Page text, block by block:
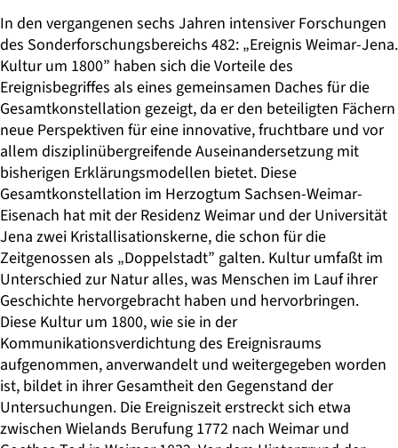
In den vergangenen sechs Jahren intensiver Forschungen
des Sonderforschungsbereichs 482: „Ereignis Weimar-Jena.
Kultur um 1800” haben sich die Vorteile des
Ereignisbegriffes als eines gemeinsamen Daches für die
Gesamtkonstellation gezeigt, da er den beteiligten Fächern
neue Perspektiven für eine innovative, fruchtbare und vor
allem disziplinübergreifende Auseinandersetzung mit
bisherigen Erklärungsmodellen bietet. Diese
Gesamtkonstellation im Herzogtum Sachsen-Weimar-
Eisenach hat mit der Residenz Weimar und der Universität
Jena zwei Kristallisationskerne, die schon für die
Zeitgenossen als „Doppelstadt” galten. Kultur umfaßt im
Unterschied zur Natur alles, was Menschen im Lauf ihrer
Geschichte hervorgebracht haben und hervorbringen.
Diese Kultur um 1800, wie sie in der
Kommunikationsverdichtung des Ereignisraums
aufgenommen, anverwandelt und weitergegeben worden
ist, bildet in ihrer Gesamtheit den Gegenstand der
Untersuchungen. Die Ereigniszeit erstreckt sich etwa
zwischen Wielands Berufung 1772 nach Weimar und